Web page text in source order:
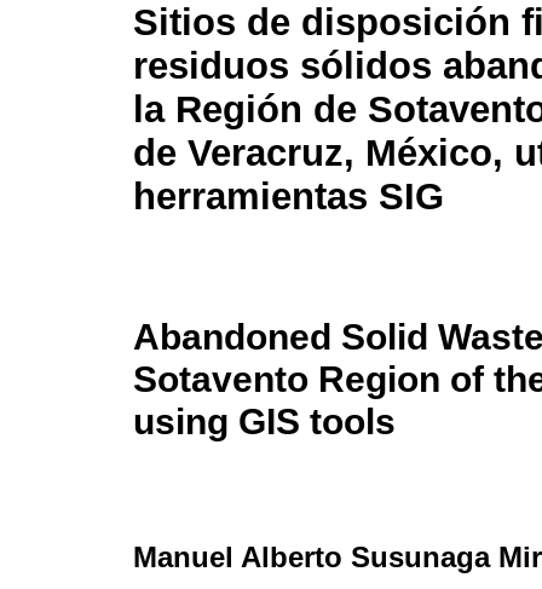
Sitios de disposición
residuos sólidos
la Región de
de Veracruz, México,
herramientas SIG
Abandoned Solid
Sotavento Region of
using GIS tools
Manuel Alberto Susunaga